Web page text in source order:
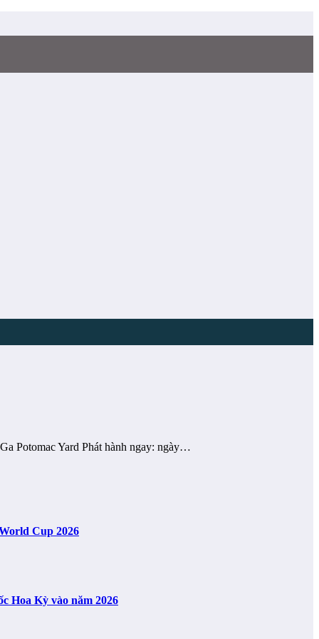
Potomac Yard Phát hành ngay: ngày…
Cup 2026
Hoa Kỳ vào năm 2026